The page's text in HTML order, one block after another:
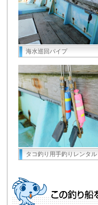
海水巡回パイプ
タコ釣り用手釣りレンタル